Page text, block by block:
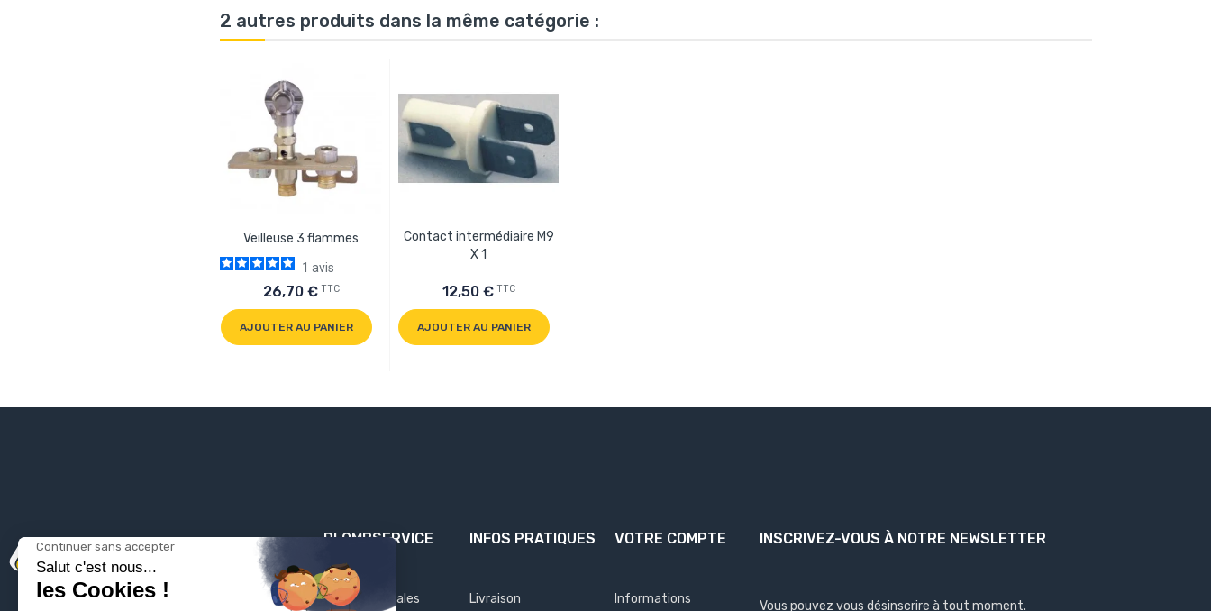
2 autres produits dans la même catégorie :
Veilleuse 3 flammes
1 avis
26,70 € TTC
AJOUTER AU PANIER
Contact intermédiaire M9
X 1
12,50 € TTC
AJOUTER AU PANIER
PLOMBSERVICE
Mentions légales
INFOS PRATIQUES
Livraison
VOTRE COMPTE
Informations
INSCRIVEZ-VOUS À NOTRE NEWSLETTER
Vous pouvez vous désinscrire à tout moment.